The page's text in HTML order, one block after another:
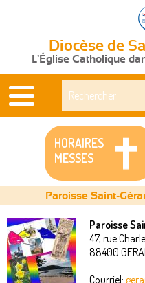
Diocèse de
L'Église Catholique
HORAIRES
MESSES
Vous
êtes
Paroisse Saint-
Paroisse
47, rue
88400
Courriel: